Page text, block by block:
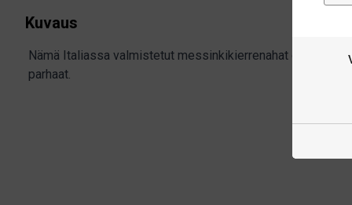
Kuvaus
Nämä Italiassa valmistetut messinkikierrenahat ovat
parhaat.